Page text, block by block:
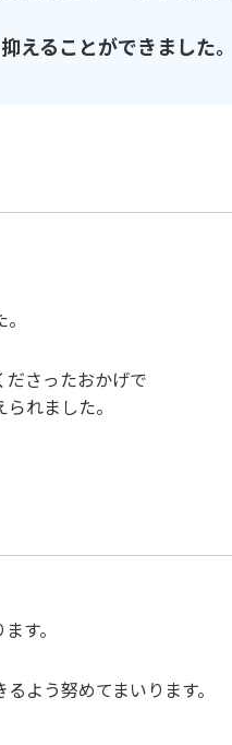
えることができました。
ださったおかげで
れました。
す。
よう努めてまいります。